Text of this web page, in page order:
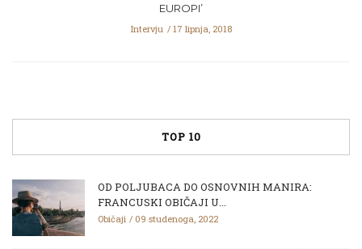
EUROPI’
Intervju 17 lipnja, 2018
TOP 10
OD POLJUBACA DO OSNOVNIH MANIRA:
FRANCUSKI OBIČAJI U...
Običaji 09 studenoga, 2022